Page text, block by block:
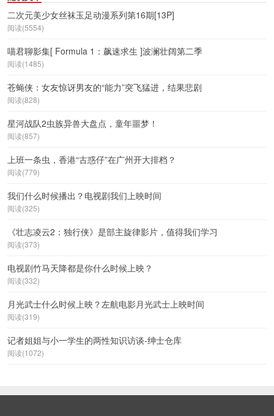
二次元美少女丝袜玉足动漫系列第16期[13P]
阅读(5554)
喵君聊影集[ Formula 1：飙速求生 ]波澜壮阔第二季
阅读(1485)
苍蝇侠：女友惊讶男友的“能力”突飞猛进，结果悲剧
阅读(828)
星河战队2虫族异兽大盘点，童年噩梦！
阅读(857)
上班一条虫，香港“古惑仔”在广州开大排档？
阅读(779)
我们什么时候播出？电视剧我们上映时间
阅读(325)
《壮志凌云2：独行侠》是部主旋律影片，值得我们学习
阅读(373)
电视剧竹马天降都是你什么时候上映？
阅读(332)
月光武士什么时候上映？左航电影月光武士上映时间
阅读(319)
记者姐姐与小一学生的两性知识访谈-绅士仓库
阅读(1072)